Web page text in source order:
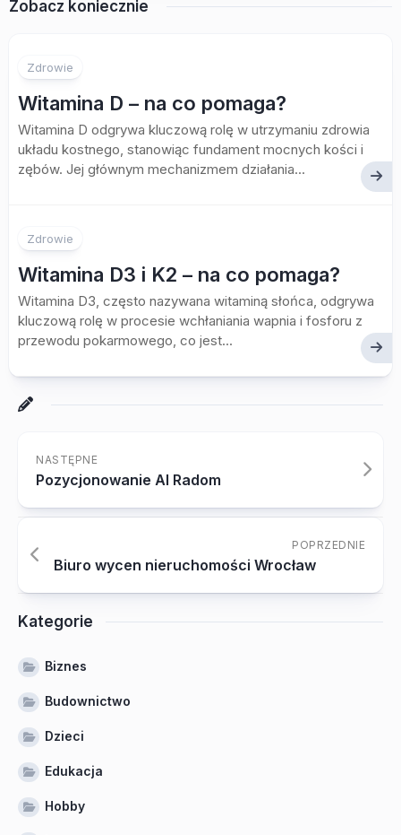
Zobacz koniecznie
Zdrowie
Witamina D – na co pomaga?
Witamina D odgrywa kluczową rolę w utrzymaniu zdrowia
układu kostnego, stanowiąc fundament mocnych kości i
zębów. Jej głównym mechanizmem działania...
Zdrowie
Witamina D3 i K2 – na co pomaga?
Witamina D3, często nazywana witaminą słońca, odgrywa
kluczową rolę w procesie wchłaniania wapnia i fosforu z
przewodu pokarmowego, co jest...
NASTĘPNE
Pozycjonowanie AI Radom
POPRZEDNIE
Biuro wycen nieruchomości Wrocław
Kategorie
Biznes
Budownictwo
Dzieci
Edukacja
Hobby